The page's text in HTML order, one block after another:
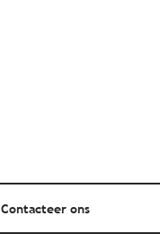
Contacteer ons